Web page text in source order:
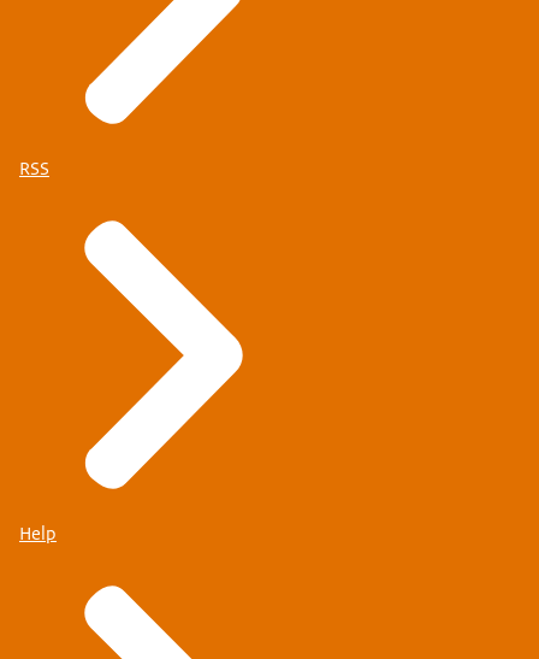
RSS
Help